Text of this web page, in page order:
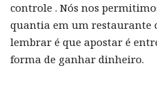
controle . Nós nos
quantia em um restaurante
lembrar é que apostar é
forma de ganhar dinheiro.